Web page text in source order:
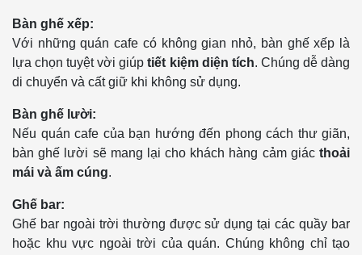
Bàn ghế xếp:
Với những quán cafe có không gian nhỏ, bàn ghế xếp là
lựa chọn tuyệt vời giúptiết kiệm diện tích. Chúng dễ dàng
di chuyển và cất giữ khi không sử dụng.
Bàn ghế lười:
Nếu quán cafe của bạn hướng đến phong cách thư giãn,
bàn ghế lười sẽ mang lại cho khách hàng cảm giác thoải
mái và ấm cúng.
Ghế bar:
Ghế bar ngoài trời thường được sử dụng tại các quầy bar
hoặc khu vực ngoài trời của quán. Chúng không chỉ tạo